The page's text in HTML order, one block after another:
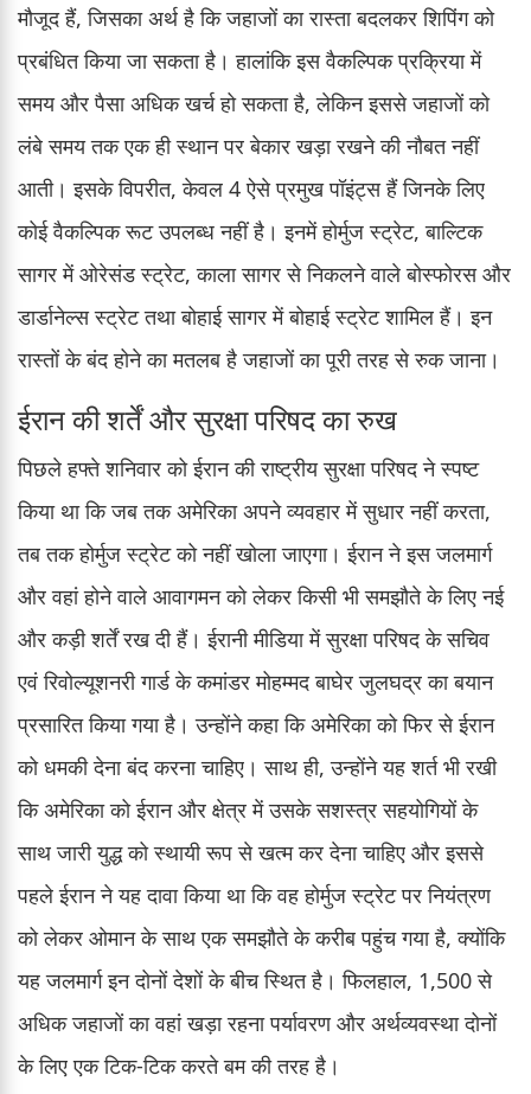
मौजूद हैं, जिसका अर्थ है कि जहाजों का रास्ता बदलकर शिपिंग को
प्रबंधित किया जा सकता है। हालांकि इस वैकल्पिक प्रक्रिया में
समय और पैसा अधिक खर्च हो सकता है, लेकिन इससे जहाजों को
लंबे समय तक एक ही स्थान पर बेकार खड़ा रखने की नौबत नहीं
आती। इसके विपरीत, केवल 4 ऐसे प्रमुख पॉइंट्स हैं जिनके लिए
कोई वैकल्पिक रूट उपलब्ध नहीं है। इनमें होर्मुज स्ट्रेट, बाल्टिक
सागर में ओरेसंड स्ट्रेट, काला सागर से निकलने वाले बोस्फोरस और
डार्डानेल्स स्ट्रेट तथा बोहाई सागर में बोहाई स्ट्रेट शामिल हैं। इन
रास्तों के बंद होने का मतलब है जहाजों का पूरी तरह से रुक जाना।
ईरान की शर्तें और सुरक्षा परिषद का रुख
पिछले हफ्ते शनिवार को ईरान की राष्ट्रीय सुरक्षा परिषद ने स्पष्ट
किया था कि जब तक अमेरिका अपने व्यवहार में सुधार नहीं करता,
तब तक होर्मुज स्ट्रेट को नहीं खोला जाएगा। ईरान ने इस जलमार्ग
और वहां होने वाले आवागमन को लेकर किसी भी समझौते के लिए नई
और कड़ी शर्तें रख दी हैं। ईरानी मीडिया में सुरक्षा परिषद के सचिव
एवं रिवोल्यूशनरी गार्ड के कमांडर मोहम्मद बाघेर जुलघद्र का बयान
प्रसारित किया गया है। उन्होंने कहा कि अमेरिका को फिर से ईरान
को धमकी देना बंद करना चाहिए। साथ ही, उन्होंने यह शर्त भी रखी
कि अमेरिका को ईरान और क्षेत्र में उसके सशस्त्र सहयोगियों के
साथ जारी युद्ध को स्थायी रूप से खत्म कर देना चाहिए और इससे
पहले ईरान ने यह दावा किया था कि वह होर्मुज स्ट्रेट पर नियंत्रण
को लेकर ओमान के साथ एक समझौते के करीब पहुंच गया है, क्योंकि
यह जलमार्ग इन दोनों देशों के बीच स्थित है। फिलहाल, 1,500 से
अधिक जहाजों का वहां खड़ा रहना पर्यावरण और अर्थव्यवस्था दोनों
के लिए एक टिक-टिक करते बम की तरह है।